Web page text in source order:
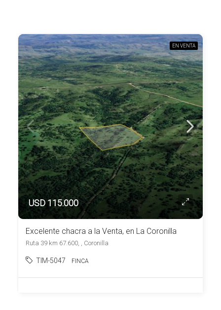
EN VENTA
USD 115.000
Excelente chacra a la Venta, en La Coronilla
Ruta 39 km 67.600, , Coronilla
TIM-5047 FINCA